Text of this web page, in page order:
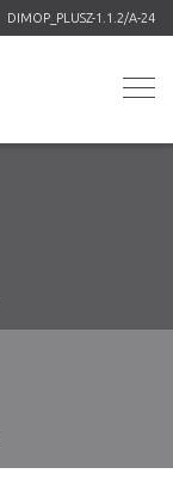
DIMOP_PLUSZ-1.1.2/A-24